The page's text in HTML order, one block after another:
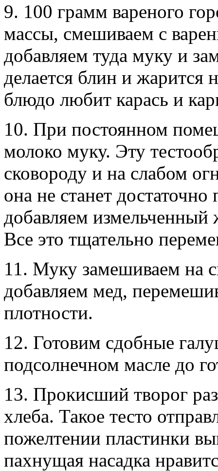
9. 100 грамм вареного
массы, смешиваем с
добавляем туда муку и
делается блин и жарится
блюдо любит карась и
10. При постоянном
молоко муку. Эту
сковороду и на слабом
она не станет
добавляем измельченный
Все это тщательно
11. Муку замешиваем на
добавляем мед,
плотности.
12. Готовим сдобные
подсолнечном масле до
13. Прокисший творог
хлеба. Такое тесто
пожелтении пластинки
пахнущая насадка